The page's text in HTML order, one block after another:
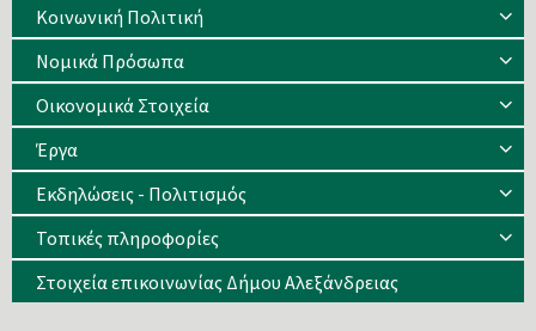
Κοινωνική Πολιτική
Νομικά Πρόσωπα
Οικονομικά Στοιχεία
Έργα
Εκδηλώσεις - Πολιτισμός
Τοπικές πληροφορίες
Στοιχεία επικοινωνίας Δήμου Αλεξάνδρειας